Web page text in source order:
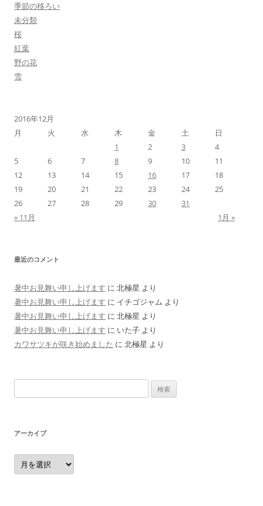
季節の移ろい
未分類
桜
紅葉
野の花
雪
2016年12月
月
火 水 木 金 土
日
1
2 3
4
5
6 7 8 9 10
11
12
13 14 15 16 17
18
19
20 21 22 23 24
25
26
27 28 29 30
31
« 11月
1月 »
最近のコメント
暑中お見舞い申し上げます に 北極星 より
暑中お見舞い申し上げます に イチゴジャム より
暑中お見舞い申し上げます に 北極星 より
暑中お見舞い申し上げます に いた子 より
カワサツキが咲き始めました に 北極星 より
索:
アーカイブ
ア
ー
カ